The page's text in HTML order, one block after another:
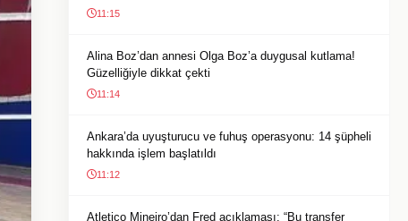
11:15
Alina Boz’dan annesi Olga Boz’a duygusal kutlama!
Güzelliğiyle dikkat çekti
11:14
Ankara’da uyuşturucu ve fuhuş operasyonu: 14 şüpheli
hakkında işlem başlatıldı
11:12
Atletico Mineiro’dan Fred açıklaması: “Bu transfer